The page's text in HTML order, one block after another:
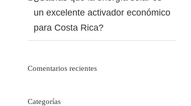
un excelente activador económico
para Costa Rica?
Comentarios recientes
Categorías